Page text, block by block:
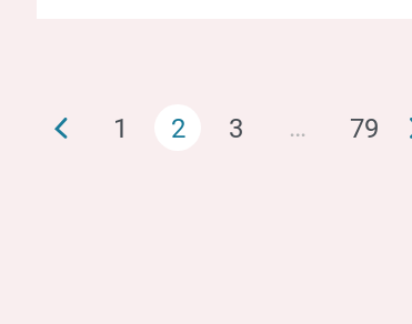
1 2 3 … 79